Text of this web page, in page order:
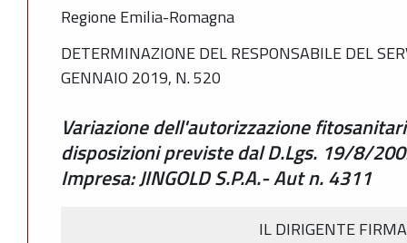
Regione Emilia-Romagna
DETERMINAZIONE DEL RESPONSABILE DEL
GENNAIO 2019, N. 520
Variazione dell'autorizzazione
disposizioni previste dal D.Lgs. 19/8/
Impresa: JINGOLD S.P.A.- Aut n. 4311
IL DIRIGENTE